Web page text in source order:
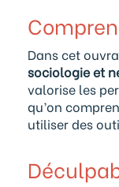
Dans cet
sociologie et
valorise les
qu’on
utiliser des